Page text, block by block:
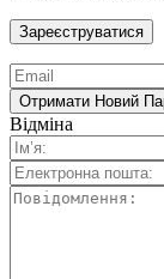
Відміна